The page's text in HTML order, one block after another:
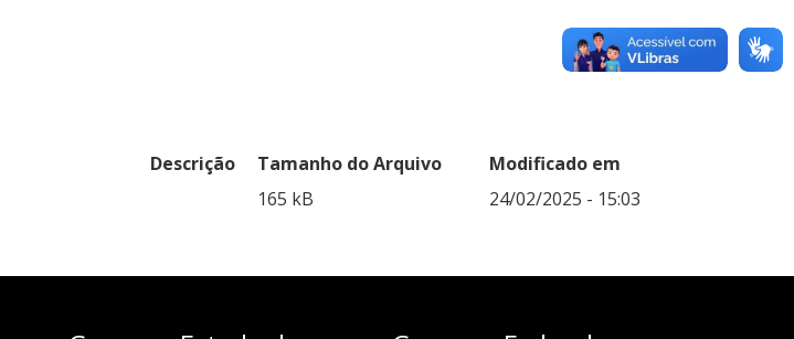
Descrição Tamanho do Arquivo
Modificado em
165 kB 24/02/2025 - 15:03